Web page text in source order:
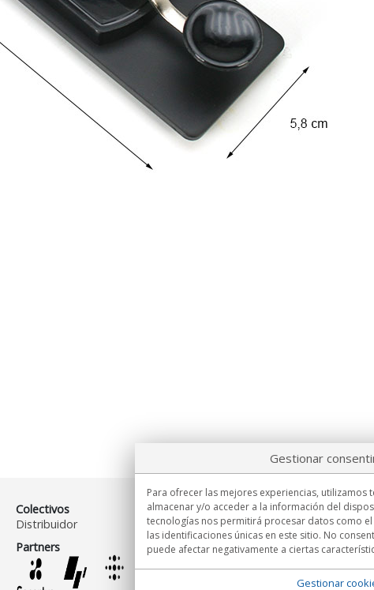
Colectivos
Distribuidor
Partners
Información
Lu.-Vi.
Entrega en
Gestionar
Para ofrecer las mejores experiencias, utilizamos
almacenar y/o acceder a la información del
tecnologías nos permitirá procesar datos como
las identificaciones únicas en este sitio. No
puede afectar negativamente a ciertas
Gestionar